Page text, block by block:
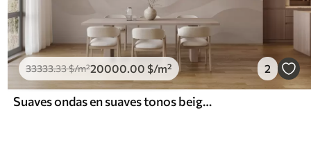
33333.33$/m²20000 .00 $/m² 2
Suaves ondas en suaves tonos beige en estilo acuarela